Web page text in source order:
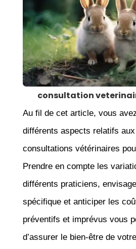
consultation
Au fil de cet article, vous
différents aspects relatifs
consultations vétérinaires
Prendre en compte les
différents praticiens,
spécifique et anticiper les
préventifs et imprévus vous
d’assurer le bien-être de